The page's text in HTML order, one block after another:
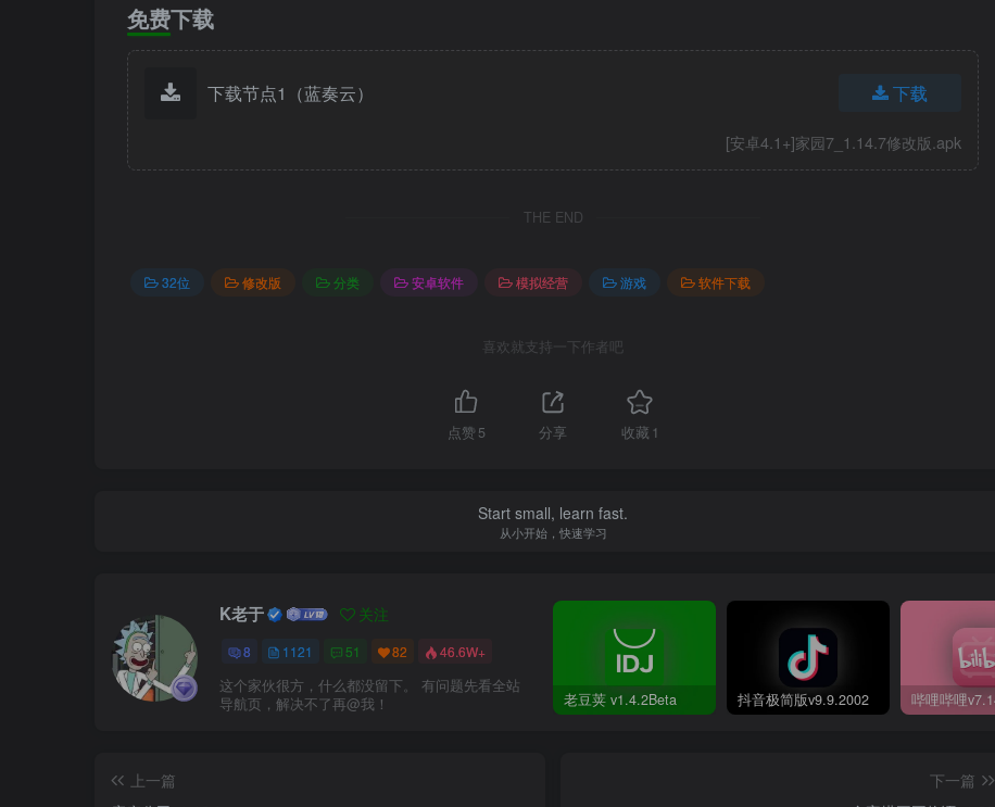
免费下载
下载节点1（蓝奏云） 下载
[安卓4.1+]家园7_1.14.7修改版.apk
THE END
32位 修改版 分类 安卓软件 模拟经营 游戏 软件下载
喜欢就支持一下作者吧
点赞 5 分享 收藏 1
Start small, learn fast.
从小开始，快速学习
K老于 关注
8 1121 51 82 46.6W+
这个家伙很方，什么都没留下。 有问题先看全站
导航页，解决不了再@我！
老豆荚 v1.4.2Beta 抖音极简版v9.9.2002
上一篇
下一篇